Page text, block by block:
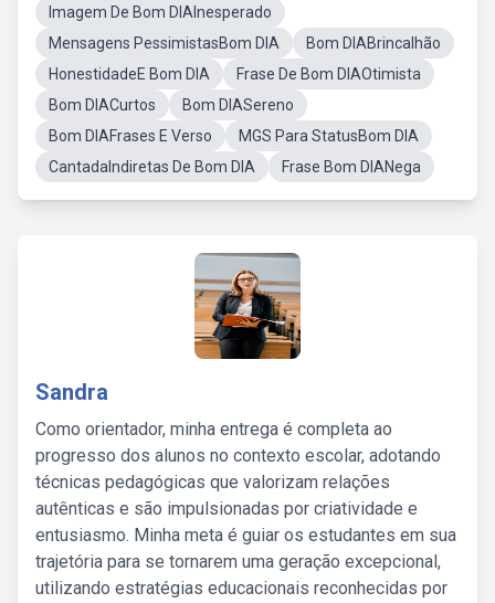
Imagem De Bom DIAInesperado
Mensagens PessimistasBom DIA
Bom DIABrincalhão
HonestidadeE Bom DIA
Frase De Bom DIAOtimista
Bom DIACurtos
Bom DIASereno
Bom DIAFrases E Verso
MGS Para StatusBom DIA
CantadaIndiretas De Bom DIA
Frase Bom DIANega
Sandra
Como orientador, minha entrega é completa ao
progresso dos alunos no contexto escolar, adotando
técnicas pedagógicas que valorizam relações
autênticas e são impulsionadas por criatividade e
entusiasmo. Minha meta é guiar os estudantes em sua
trajetória para se tornarem uma geração excepcional,
utilizando estratégias educacionais reconhecidas por